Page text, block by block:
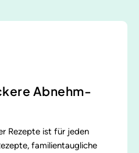
Abnehm-
Rezepte ist für jeden
familientaugliche